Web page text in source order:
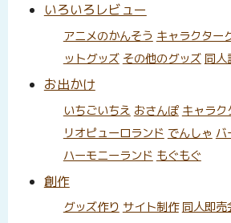
いろいろレビュー
アニメのかんそう キャラクター
ットグッズ その他のグッズ 同人
お出かけ
いちごいちえ おさんぽ キャラク
リオピューロランド でんしゃ バ
ハーモニーランド もぐもぐ
創作
グッズ作り サイト制作 同人即売